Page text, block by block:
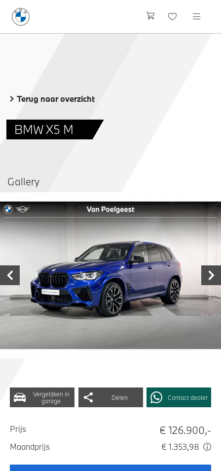
Terug naar overzicht
BMW X5 M
Vergelijken in
garage
Delen Contact dealer
Prijs € 126.900,-
Maandprijs € 1.353,98
Gallery